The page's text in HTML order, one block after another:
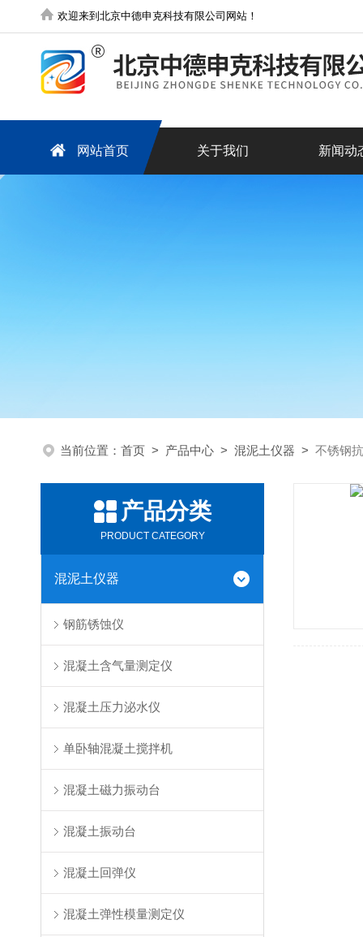
欢迎来到北京中德申克科技有限公司网站！
网站首页 关于我们 新闻动
当前位置： 首页 > 产品中心 > 混泥土仪器 > 不锈钢
产品分类
PRODUCT CATEGORY
混泥土仪器
钢筋锈蚀仪
混凝土含气量测定仪
混凝土压力泌水仪
单卧轴混凝土搅拌机
混凝土磁力振动台
混凝土振动台
混凝土回弹仪
混凝土弹性模量测定仪